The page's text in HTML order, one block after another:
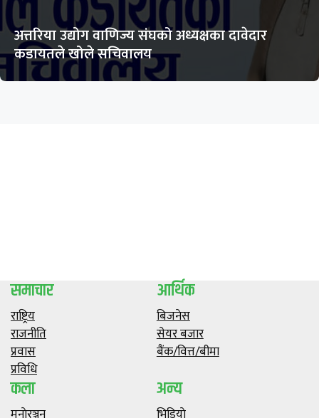
अत्तरिया उद्योग वाणिज्य संघको अध्यक्षका दावेदार
कडायतले खोले सचिवालय
समाचार
राष्ट्रिय
राजनीति
प्रवास
प्रविधि
आर्थिक
बिजनेस
सेयर बजार
बैंक/वित्त/बीमा
कला अन्य